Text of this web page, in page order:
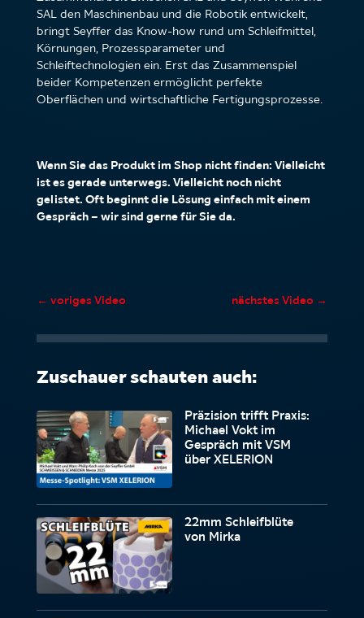
SAL den Maschinenbau und die Robotik entwickelt,
bringt Seyffer das Know-how rund um Schleifmittel,
Körnungen, Prozessparameter und
Schleiftechnologien ein. Erst das Zusammenspiel
beider Kompetenzen ermöglicht perfekte
Oberflächen und wirtschaftliche Fertigungsprozesse.
Wenn Sie das Produkt im Shop nicht finden: Vielleicht
ist es gerade unterwegs. Vielleicht noch nicht
gelistet. Oft beginnt die Lösung einfach mit einem
Gespräch – wir sind gerne für Sie da.
← voriges Video nächstes Video →
Zuschauer schauten auch:
Präzision trifft Praxis:
Michael Vokt im
Gespräch mit VSM
über XELERION
22mm Schleifblüte
von Mirka